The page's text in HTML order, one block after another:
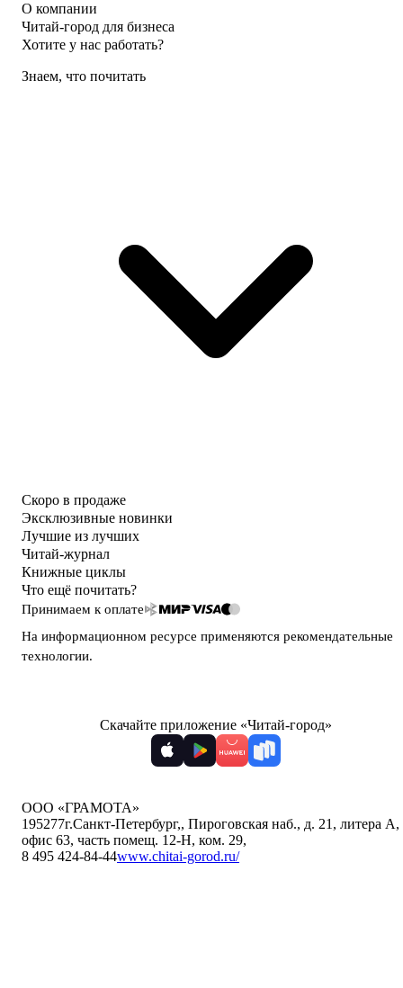
О компании
Читай-город для бизнеса
Хотите у нас работать?
Знаем, что почитать
Скоро в продаже
Эксклюзивные новинки
Лучшие из лучших
Читай-журнал
Книжные циклы
Что ещё почитать?
Принимаем к оплате
На информационном ресурсе применяются рекомендательные
технологии.
Скачайте приложение «Читай-город»
ООО «ГРАМОТА»
195277г.Санкт-Петербург,, Пироговская наб., д. 21, литера А,
офис 63, часть помещ. 12-Н, ком. 29,
8 495 424-84-44www.chitai-gorod.ru/